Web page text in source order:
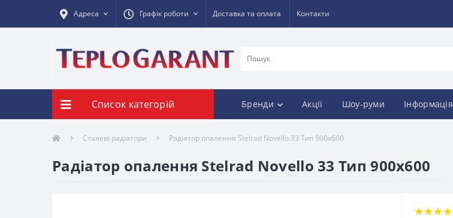
Адреса Графік роботи Доставка та оплата Контакти
Список категорій Бренди Акції Шоу-руми Інформація
Сталеві радіатори Радіатор опалення Stelrad Novello 33 Тип 900х600
Радіатор опалення Stelrad Novello 33 Тип 900х600